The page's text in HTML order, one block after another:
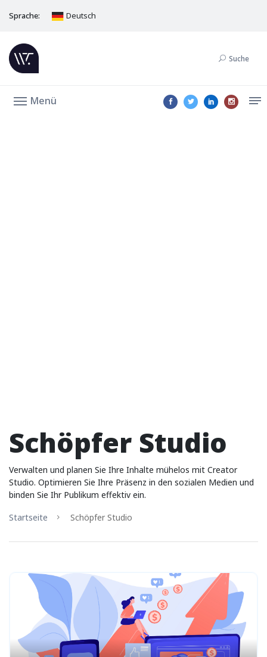
Sprache: Deutsch
Suche
Menü
Schöpfer Studio
Verwalten und planen Sie Ihre Inhalte mühelos mit Creator
Studio. Optimieren Sie Ihre Präsenz in den sozialen Medien und
binden Sie Ihr Publikum effektiv ein.
Startseite
Schöpfer Studio